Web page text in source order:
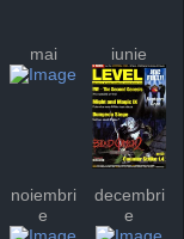
mai iunie
noiembri
e
decembri
e